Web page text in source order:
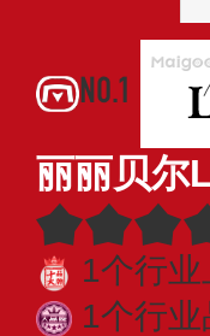
NO.1
丽丽贝尔
1个行
1个行